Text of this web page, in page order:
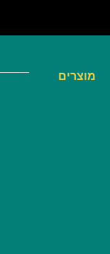
מוצרים